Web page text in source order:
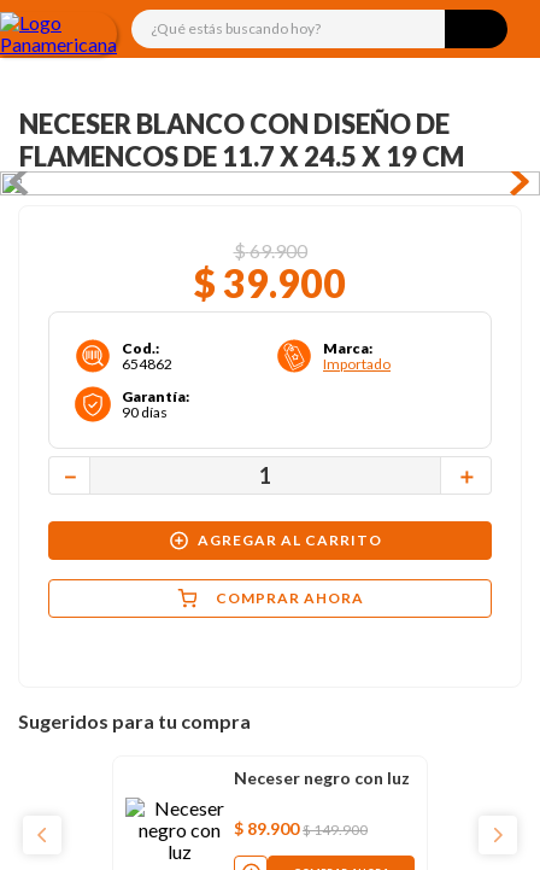
¿Qué estás buscando hoy?
NECESER BLANCO CON DISEÑO DE
FLAMENCOS DE 11.7 X 24.5 X 19 CM
$69.900
$ 39.900
Cod.:
654862
Marca:
Importado
Garantía:
90 días
＋
－
AGREGAR AL CARRITO
COMPRAR AHORA
Sugeridos para tu compra
Neceser negro con luz
$ 89.900 $149.900